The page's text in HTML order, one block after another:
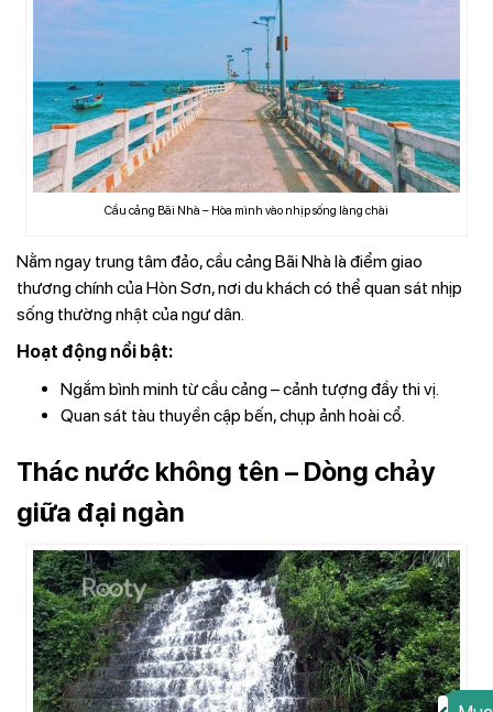
Cầu cảng Bãi Nhà – Hòa mình vào nhịp sống làng chài
Nằm ngay trung tâm đảo, cầu cảng Bãi Nhà là điểm giao
thương chính của Hòn Sơn, nơi du khách có thể quan sát nhịp
sống thường nhật của ngư dân.
Hoạt động nổi bật:
Ngắm bình minh từ cầu cảng – cảnh tượng đầy thi vị.
Quan sát tàu thuyền cập bến, chụp ảnh hoài cổ.
Thác nước không tên – Dòng chảy
giữa đại ngàn